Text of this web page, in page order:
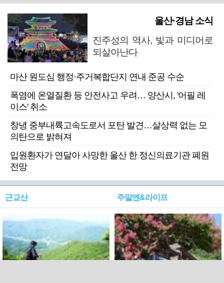
울산·경남 소식
진주성의 역사, 빛과 미디어로
되살아난다
마산 원도심 행정·주거복합단지 연내 준공 수순
폭염에 온열질환 등 안전사고 우려… 양산시, '어필 레
이스' 취소
창녕 중부내륙고속도로서 포탄 발견…살상력 없는 모
의탄으로 밝혀져
입원환자가 연달아 사망한 울산 한 정신의료기관 폐원
전망
근교산 주말엔&라이프